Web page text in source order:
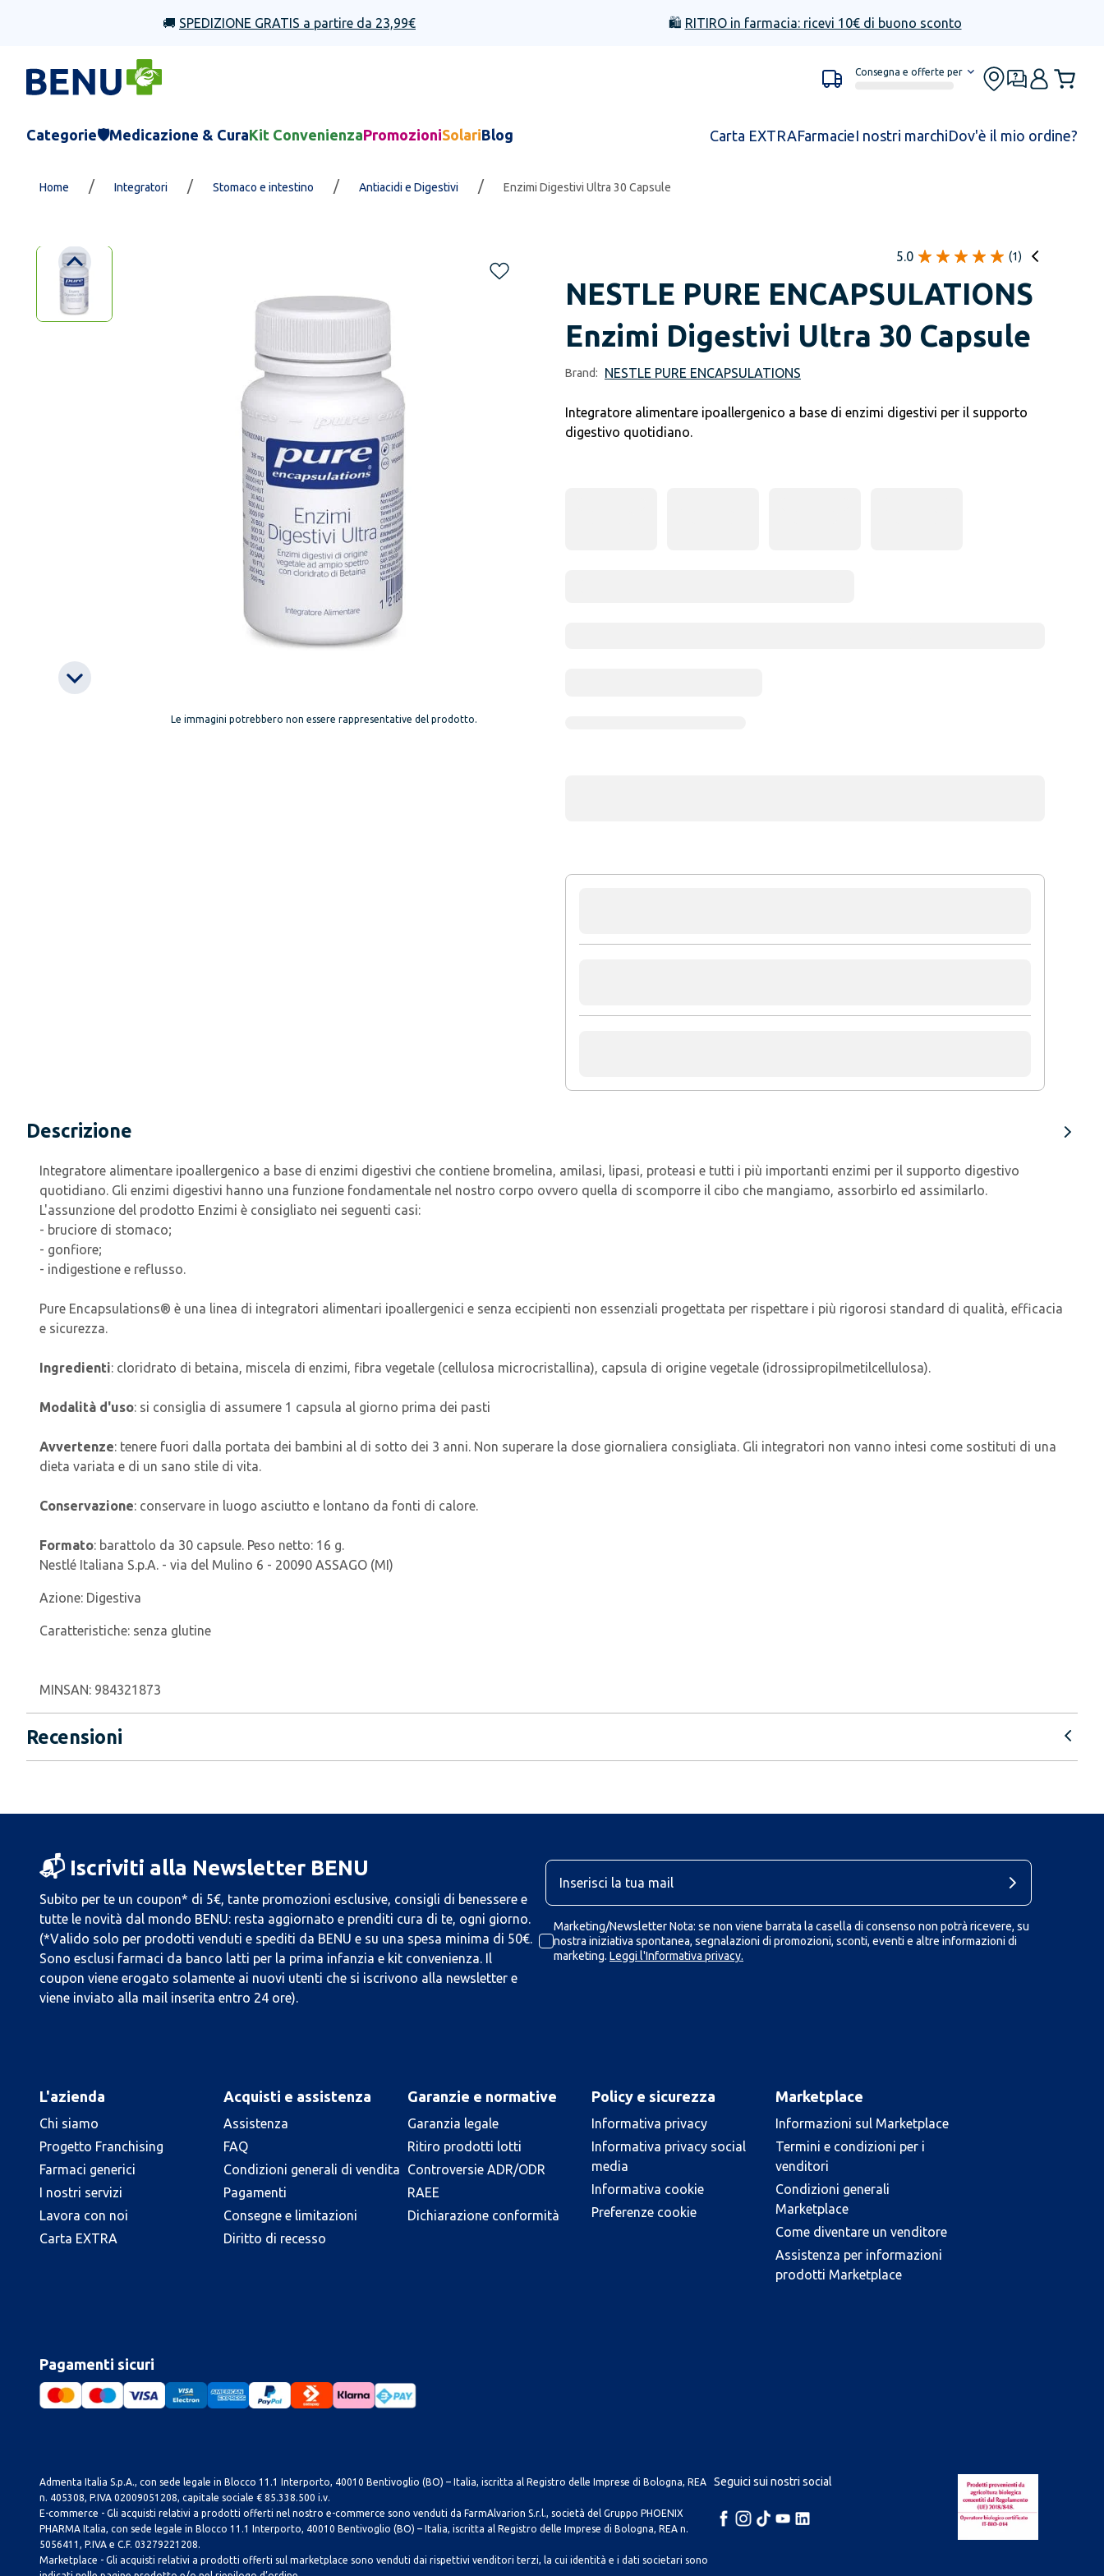
🚚 SPEDIZIONE GRATIS a partire da 23,99€ 🛍️ RITIRO in farmacia: ricevi 10€ di buono sconto
Consegna e offerte per
Categorie🛡️Medicazione & CuraKit ConvenienzaPromozioniSolariBlog Carta EXTRAFarmacieI nostri marchiDov'è il mio ordine?
Home / Integratori / Stomaco e intestino / Antiacidi e Digestivi / Enzimi Digestivi Ultra 30 Capsule
Le immagini potrebbero non essere rappresentative del prodotto.
5.0 (1)
NESTLE PURE ENCAPSULATIONS
Enzimi Digestivi Ultra 30 Capsule
Brand: NESTLE PURE ENCAPSULATIONS
Integratore alimentare ipoallergenico a base di enzimi digestivi per il supporto
digestivo quotidiano.
Descrizione
Integratore alimentare ipoallergenico a base di enzimi digestivi che contiene bromelina, amilasi, lipasi, proteasi e tutti i più importanti enzimi per il supporto digestivo
quotidiano. Gli enzimi digestivi hanno una funzione fondamentale nel nostro corpo ovvero quella di scomporre il cibo che mangiamo, assorbirlo ed assimilarlo.
L'assunzione del prodotto Enzimi è consigliato nei seguenti casi:
- bruciore di stomaco;
- gonfiore;
- indigestione e reflusso.
Pure Encapsulations® è una linea di integratori alimentari ipoallergenici e senza eccipienti non essenziali progettata per rispettare i più rigorosi standard di qualità, efficacia
e sicurezza.
Ingredienti: cloridrato di betaina, miscela di enzimi, fibra vegetale (cellulosa microcristallina), capsula di origine vegetale (idrossipropilmetilcellulosa).
Modalità d'uso: si consiglia di assumere 1 capsula al giorno prima dei pasti
Avvertenze: tenere fuori dalla portata dei bambini al di sotto dei 3 anni. Non superare la dose giornaliera consigliata. Gli integratori non vanno intesi come sostituti di una
dieta variata e di un sano stile di vita.
Conservazione: conservare in luogo asciutto e lontano da fonti di calore.
Formato: barattolo da 30 capsule. Peso netto: 16 g.
Nestlé Italiana S.p.A. - via del Mulino 6 - 20090 ASSAGO (MI)
Azione: Digestiva
Caratteristiche: senza glutine
MINSAN: 984321873
Recensioni
📬 Iscriviti alla Newsletter BENU
Subito per te un coupon* di 5€, tante promozioni esclusive, consigli di benessere e
tutte le novità dal mondo BENU: resta aggiornato e prenditi cura di te, ogni giorno.
(*Valido solo per prodotti venduti e spediti da BENU e su una spesa minima di 50€.
Sono esclusi farmaci da banco latti per la prima infanzia e kit convenienza. Il
coupon viene erogato solamente ai nuovi utenti che si iscrivono alla newsletter e
viene inviato alla mail inserita entro 24 ore).
Marketing/Newsletter Nota: se non viene barrata la casella di consenso non potrà ricevere, su
nostra iniziativa spontanea, segnalazioni di promozioni, sconti, eventi e altre informazioni di
marketing. Leggi l'Informativa privacy.
L'azienda
Chi siamo
Progetto Franchising
Farmaci generici
I nostri servizi
Lavora con noi
Carta EXTRA
Acquisti e assistenza
Assistenza
FAQ
Condizioni generali di vendita
Pagamenti
Consegne e limitazioni
Diritto di recesso
Garanzie e normative
Garanzia legale
Ritiro prodotti lotti
Controversie ADR/ODR
RAEE
Dichiarazione conformità
Policy e sicurezza
Informativa privacy
Informativa privacy social
media
Informativa cookie
Preferenze cookie
Marketplace
Informazioni sul Marketplace
Termini e condizioni per i
venditori
Condizioni generali
Marketplace
Come diventare un venditore
Assistenza per informazioni
prodotti Marketplace
Pagamenti sicuri
Admenta Italia S.p.A., con sede legale in Blocco 11.1 Interporto, 40010 Bentivoglio (BO) – Italia, iscritta al Registro delle Imprese di Bologna, REA
n. 405308, P.IVA 02009051208, capitale sociale € 85.338.500 i.v.
E-commerce - Gli acquisti relativi a prodotti offerti nel nostro e-commerce sono venduti da FarmAlvarion S.r.l., società del Gruppo PHOENIX
PHARMA Italia, con sede legale in Blocco 11.1 Interporto, 40010 Bentivoglio (BO) – Italia, iscritta al Registro delle Imprese di Bologna, REA n.
5056411, P.IVA e C.F. 03279221208.
Marketplace - Gli acquisti relativi a prodotti offerti sul marketplace sono venduti dai rispettivi venditori terzi, la cui identità e i dati societari sono
Seguici sui nostri social